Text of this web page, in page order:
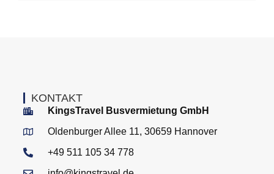
KONTAKT
KingsTravel Busvermietung GmbH
Oldenburger Allee 11, 30659 Hannover
+49 511 105 34 778